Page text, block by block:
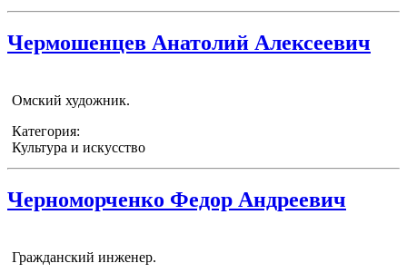
Чермошенцев Анатолий Алексеевич
Омский художник.
Категория:
Культура и искусство
Черноморченко Федор Андреевич
Гражданский инженер.